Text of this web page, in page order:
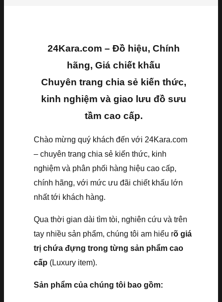
24Kara.com – Đồ hiệu, Chính
hãng, Giá chiết khấu
Chuyên trang chia sẻ kiến thức,
kinh nghiệm và giao lưu đồ sưu
tầm cao cấp.
Chào mừng quý khách đến với 24Kara.com
– chuyên trang chia sẻ kiến thức, kinh
nghiệm và phân phối hàng hiệu cao cấp,
chính hãng, với mức ưu đãi chiết khấu lớn
nhất tới khách hàng.
Qua thời gian dài tìm tòi, nghiên cứu và trên
tay nhiều sản phẩm, chúng tôi am hiểu rõ giá
trị chứa đựng trong từng sản phẩm cao
cấp (Luxury item).
Sản phẩm của chúng tôi bao gồm: